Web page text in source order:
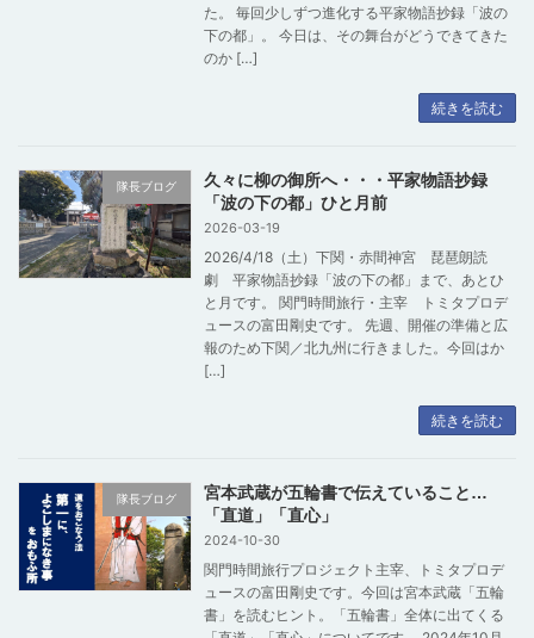
た。 毎回少しずつ進化する平家物語抄録「波の
下の都」。 今日は、その舞台がどうできてきた
のか […]
続きを読む
隊長ブログ
久々に柳の御所へ・・・平家物語抄録
「波の下の都」ひと月前
2026-03-19
2026/4/18（土）下関・赤間神宮 琵琶朗読
劇 平家物語抄録「波の下の都」まで、あとひ
と月です。 関門時間旅行・主宰 トミタプロデ
ュースの富田剛史です。 先週、開催の準備と広
報のため下関／北九州に行きました。今回はか
[…]
続きを読む
隊長ブログ
宮本武蔵が五輪書で伝えていること…
「直道」「直心」
2024-10-30
関門時間旅行プロジェクト主宰、トミタプロデ
ュースの富田剛史です。今回は宮本武蔵「五輪
書」を読むヒント。「五輪書」全体に出てくる